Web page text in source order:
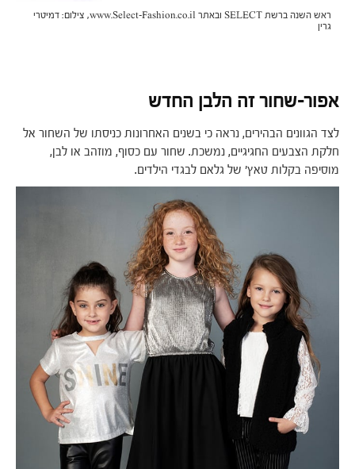
ראש השנה ברשת SELECT ובאתר www.Select-Fashion.co.il, צילום: דמיטרי
גרין
אפור-שחור זה הלבן החדש
לצד הגוונים הבהירים, נראה כי בשנים האחרונות כניסתו של השחור אל
חלקת הצבעים החגיגיים, נמשכת. שחור עם כסוף, מוזהב או לבן,
מוסיפה בקלות טאץ' של גלאם לבגדי הילדים.